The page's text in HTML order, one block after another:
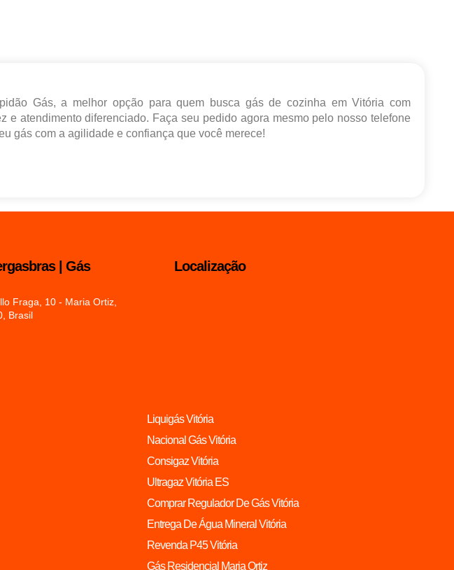
Gás, a melhor opção para quem busca gás de cozinha em Vitória com
e atendimento diferenciado. Faça seu pedido agora mesmo pelo nosso telefone
gás com a agilidade e confiança que você merece!
| Gás
Fraga, 10 - Maria Ortiz,
Brasil
Localização
Liquigás Vitória
Nacional Gás Vitória
Consigaz Vitória
Ultragaz Vitória ES
Comprar Regulador De Gás Vitória
Entrega De Água Mineral Vitória
Revenda P45 Vitória
Gás Residencial Maria Ortiz